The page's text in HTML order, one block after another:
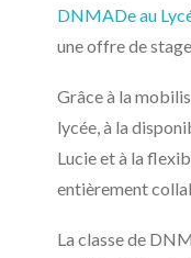
DNMADe au
une offre de
Grâce à la
lycée, à la
Lucie et à la
entièrement
La classe de